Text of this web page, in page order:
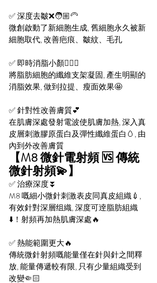
✅ 深度去皺❌🧑🏼‍🦳
微創啟動了新細胞生成, 舊細胞永久被新
細胞取代, 改善疤痕、皺紋、毛孔
✅ 即時消脂小顏🧏🏻‍♀️
將脂肪細胞的纖維支架凝固, 產生明顯的
消脂效果, 做到拉提、瘦面效果🤩
✅ 針對性改善膚質💕
在肌膚深處發射電波使肌膚加熱, 深入真
皮層刺激膠原蛋白及彈性纖維蛋白🥚, 由
內到外改善膚質
【M8 微針電射頻 🆚 傳統
微針射頻💫】
✅ 治療深度⏬
M8 嘅細小微針刺激表皮同真皮組織💉,
有效針對深層组織, 深度可逹脂肪組織
⬇️！射頻再加熱肌膚深處🔥
✅ 熱能範圍更大🔥
傳統微針射頻嘅能量僅在針與針之間釋
放, 能量傳遞較有限, 只有少量組織受到
改變🤏🏻